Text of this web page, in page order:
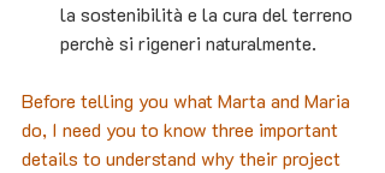
la sostenibilità e la cura del terreno
perchè si rigeneri naturalmente.
Before telling you what Marta and Maria
do, I need you to know three important
details to understand why their project